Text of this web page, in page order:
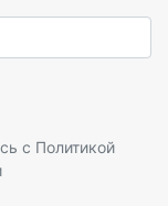
с Политикой